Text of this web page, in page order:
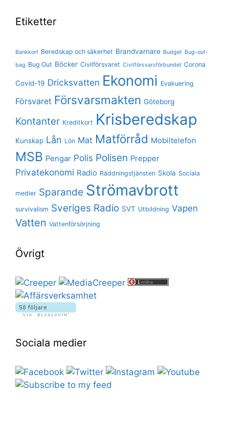
Etiketter
Bankkort Beredskap och säkerhet Brandvarnare Budget Bug-out-
bag Bug Out Böcker Civilförsvaret Civilförsvarsförbundet Corona
Covid-19 Dricksvatten Ekonomi Evakuering
Försvaret Försvarsmakten Göteborg
Kontanter Kreditkort Krisberedskap
Kunskap Lån Lön Mat Matförråd Mobiltelefon
MSB Pengar Polis Polisen Prepper
Privatekonomi Radio Räddningstjänsten Skola Sociala
medier Sparande Strömavbrott
survivalism Sveriges Radio SVT Utbildning Vapen
Vatten Vattenförsörjning
Övrigt
Sociala medier